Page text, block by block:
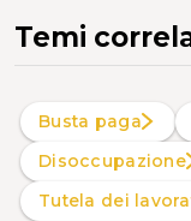
Temi
Busta paga
Disoccupazione
Tutela dei